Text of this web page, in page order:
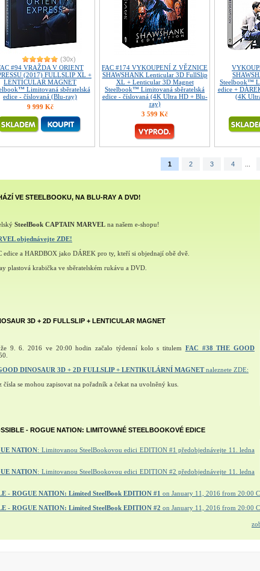
(30x)
#94 VRAŽDA V ORIENT
(2017) FULLSLIP XL +
LENTICULAR MAGNET
Limitovaná sběratelská
edice - číslovaná (Blu-ray)
9 999 Kč
FAC #174 VYKOUPENÍ Z VĚZNICE
SHAWSHANK Lenticular 3D FullSlip
XL + Lenticular 3D Magnet
Steelbook™ Limitovaná sběratelská
edice - číslovaná (4K Ultra HD + Blu-
ray)
3 599 Kč
Steelbook™
edice +
(4K
1 2 3 4
VE STEELBOOKU, NA BLU-RAY A DVD!
SteelBook CAPTAIN MARVEL na našem e-shopu!
objednávejte ZDE!
edice a HARDBOX jako DÁREK pro ty, kteří si objednají obě dvě.
plastová krabička ve sběratelském rukávu a DVD.
3D + 2D FULLSLIP + LENTICULAR MAGNET
9. 6. 2016 ve 20:00 hodin začalo týdenní kolo s titulem FAC #38 THE GOOD
DINOSAUR 3D + 2D FULLSLIP + LENTIKULÁRNÍ MAGNETnaleznete ZDE:
čísla se mohou zapisovat na pořadník a čekat na uvolněný kus.
- ROGUE NATION: LIMITOVANÉ STEELBOOKOVÉ EDICE
NATION: Limitovanou SteelBookovou edici EDITION #1 předobjednávejte 11. ledna
NATION: Limitovanou SteelBookovou edici EDITION #2 předobjednávejte 11. ledna
- ROGUE NATION: Limited SteelBook EDITION #1 on January 11, 2016 from 20:00
- ROGUE NATION: Limited SteelBook EDITION #2 on January 11, 2016 from 20:00